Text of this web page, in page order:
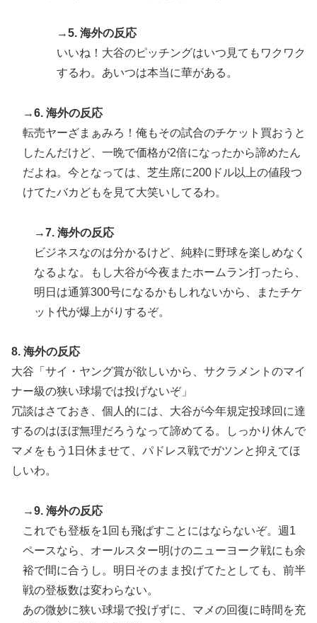
→5. 海外の反応
いいね！大谷のピッチングはいつ見てもワクワク
するわ。あいつは本当に華がある。
→6. 海外の反応
転売ヤーざまぁみろ！俺もその試合のチケット買おうと
したんだけど、一晩で価格が2倍になったから諦めたん
だよね。今となっては、芝生席に200ドル以上の値段つ
けてたバカどもを見て大笑いしてるわ。
→7. 海外の反応
ビジネスなのは分かるけど、純粋に野球を楽しめなく
なるよな。もし大谷が今夜またホームラン打ったら、
明日は通算300号になるかもしれないから、またチケ
ット代が爆上がりするぞ。
8. 海外の反応
大谷「サイ・ヤング賞が欲しいから、サクラメントのマイ
ナー級の狭い球場では投げないぞ」
冗談はさておき、個人的には、大谷が今年規定投球回に達
するのはほぼ無理だろうなって諦めてる。しっかり休んで
マメをもう1日休ませて、パドレス戦でガツンと抑えてほ
しいわ。
→9. 海外の反応
これでも登板を1回も飛ばすことにはならないぞ。週1
ペースなら、オールスター明けのニューヨーク戦にも余
裕で間に合うし。明日そのまま投げてたとしても、前半
戦の登板数は変わらない。
あの微妙に狭い球場で投げずに、マメの回復に時間を充